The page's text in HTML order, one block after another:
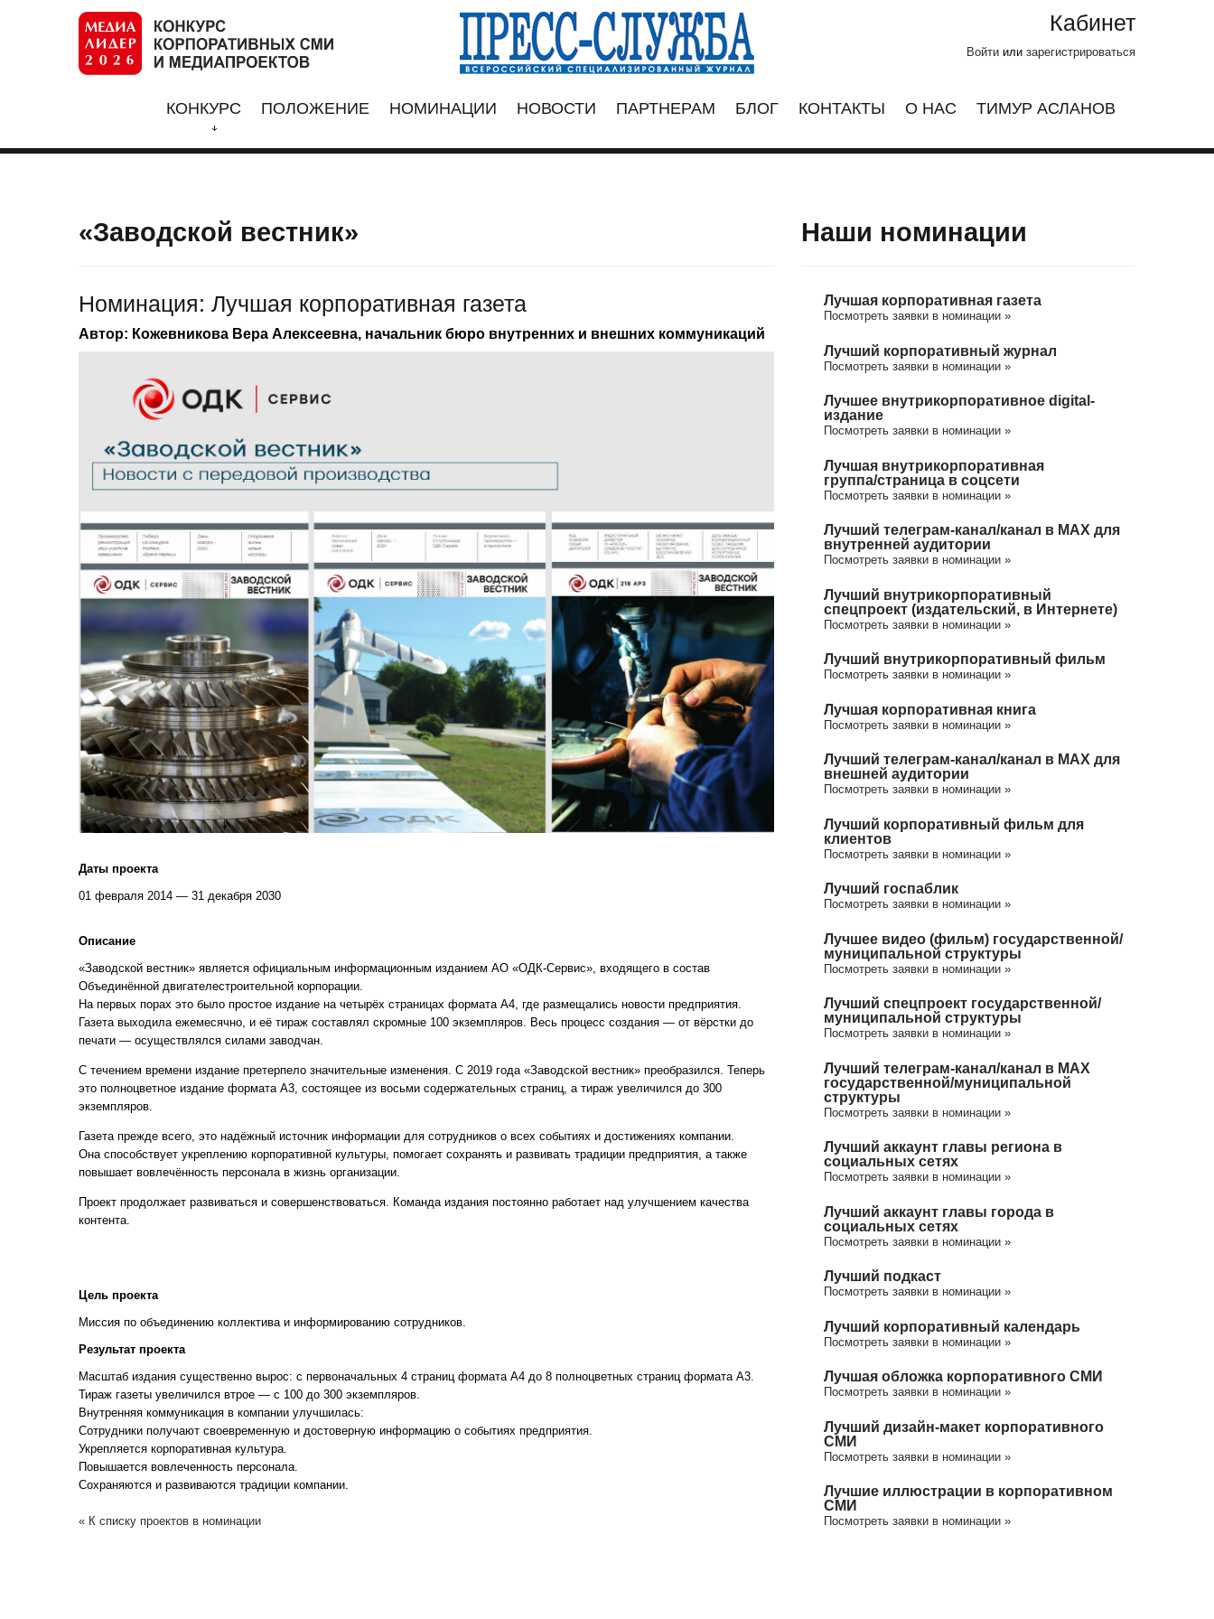
Кабинет
Войти или зарегистрироваться
КОНКУРС ПОЛОЖЕНИЕ НОМИНАЦИИ НОВОСТИ ПАРТНЕРАМ БЛОГ КОНТАКТЫ О НАС ТИМУР АСЛАНОВ
«Заводской вестник»
Номинация: Лучшая корпоративная газета
Автор: Кожевникова Вера Алексеевна, начальник бюро внутренних и внешних коммуникаций
Даты проекта
01 февраля 2014 — 31 декабря 2030
Описание
«Заводской вестник» является официальным информационным изданием АО «ОДК-Сервис», входящего в состав
Объединённой двигателестроительной корпорации.
На первых порах это было простое издание на четырёх страницах формата А4, где размещались новости предприятия.
Газета выходила ежемесячно, и её тираж составлял скромные 100 экземпляров. Весь процесс создания — от вёрстки до
печати — осуществлялся силами заводчан.
С течением времени издание претерпело значительные изменения. С 2019 года «Заводской вестник» преобразился. Теперь
это полноцветное издание формата А3, состоящее из восьми содержательных страниц, а тираж увеличился до 300
экземпляров.
Газета прежде всего, это надёжный источник информации для сотрудников о всех событиях и достижениях компании.
Она способствует укреплению корпоративной культуры, помогает сохранять и развивать традиции предприятия, а также
повышает вовлечённость персонала в жизнь организации.
Проект продолжает развиваться и совершенствоваться. Команда издания постоянно работает над улучшением качества
контента.
Цель проекта
Миссия по объединению коллектива и информированию сотрудников.
Результат проекта
Масштаб издания существенно вырос: с первоначальных 4 страниц формата А4 до 8 полноцветных страниц формата А3.
Тираж газеты увеличился втрое — с 100 до 300 экземпляров.
Внутренняя коммуникация в компании улучшилась:
Сотрудники получают своевременную и достоверную информацию о событиях предприятия.
Укрепляется корпоративная культура.
Повышается вовлеченность персонала.
Сохраняются и развиваются традиции компании.
« К списку проектов в номинации
Наши номинации
Лучшая корпоративная газета
Посмотреть заявки в номинации »
Лучший корпоративный журнал
Посмотреть заявки в номинации »
Лучшее внутрикорпоративное digital-
издание
Посмотреть заявки в номинации »
Лучшая внутрикорпоративная
группа/cтраница в соцсети
Посмотреть заявки в номинации »
Лучший телеграм-канал/канал в МАХ для
внутренней аудитории
Посмотреть заявки в номинации »
Лучший внутрикорпоративный
спецпроект (издательский, в Интернете)
Посмотреть заявки в номинации »
Лучший внутрикорпоративный фильм
Посмотреть заявки в номинации »
Лучшая корпоративная книга
Посмотреть заявки в номинации »
Лучший телеграм-канал/канал в МАХ для
внешней аудитории
Посмотреть заявки в номинации »
Лучший корпоративный фильм для
клиентов
Посмотреть заявки в номинации »
Лучший госпаблик
Посмотреть заявки в номинации »
Лучшее видео (фильм) государственной/
муниципальной структуры
Посмотреть заявки в номинации »
Лучший спецпроект государственной/
муниципальной структуры
Посмотреть заявки в номинации »
Лучший телеграм-канал/канал в МАХ
государственной/муниципальной
структуры
Посмотреть заявки в номинации »
Лучший аккаунт главы региона в
социальных сетях
Посмотреть заявки в номинации »
Лучший аккаунт главы города в
социальных сетях
Посмотреть заявки в номинации »
Лучший подкаст
Посмотреть заявки в номинации »
Лучший корпоративный календарь
Посмотреть заявки в номинации »
Лучшая обложка корпоративного СМИ
Посмотреть заявки в номинации »
Лучший дизайн-макет корпоративного
СМИ
Посмотреть заявки в номинации »
Лучшие иллюстрации в корпоративном
СМИ
Посмотреть заявки в номинации »